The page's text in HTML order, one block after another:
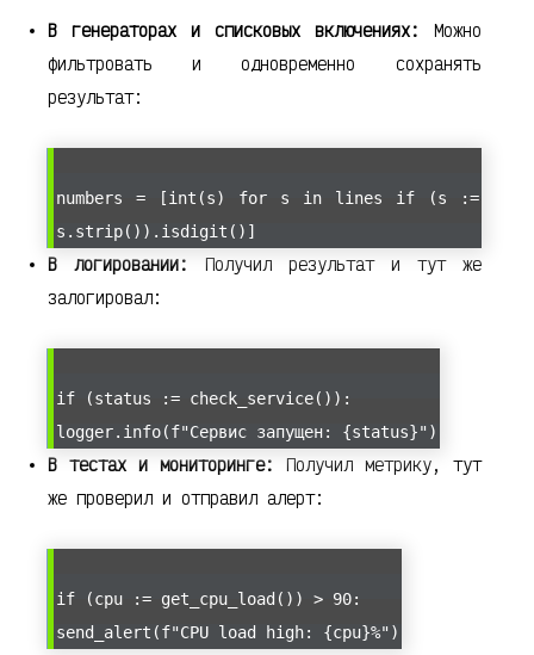
В генераторах и списковых включениях: Можно
фильтровать и одновременно сохранять
результат:
numbers = [int(s) for s in lines if (s :=
s.strip()).isdigit()]
В логировании:
Получил результат и тут же
залогировал:
if (status := check_service()):
logger.info(f"Сервис запущен: {status}")
В тестах и мониторинге: Получил метрику, тут
же проверил и отправил алерт:
if (cpu := get_cpu_load()) > 90:
send_alert(f"CPU load high: {cpu}%")